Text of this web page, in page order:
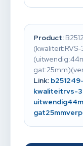
Product:
Link:
kwaliteitrvs-